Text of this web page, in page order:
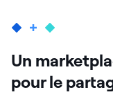
Un
pour le